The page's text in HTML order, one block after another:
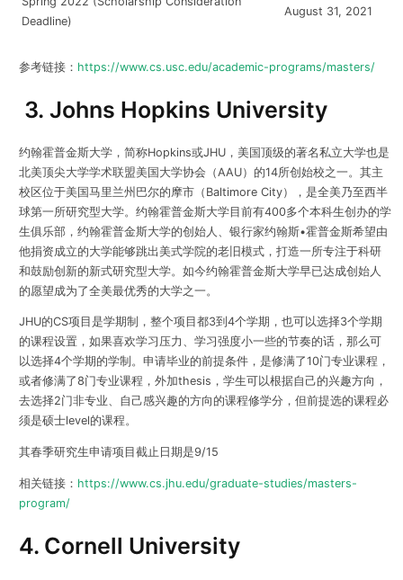
Deadline)
August 31, 2021
参考链接： https://www.cs.usc.edu/academic-programs/masters/
3. Johns Hopkins University
约翰霍普金斯大学，简称Hopkins或JHU，美国顶级的著名私立大学也是
北美顶尖大学学术联盟美国大学协会（AAU）的14所创始校之一。其主
校区位于美国马里兰州巴尔的摩市（Baltimore City），是全美乃至西半
球第一所研究型大学。约翰霍普金斯大学目前有400多个本科生创办的学
生俱乐部，约翰霍普金斯大学的创始人、银行家约翰斯•霍普金斯希望由
他捐资成立的大学能够跳出美式学院的老旧模式，打造一所专注于科研
和鼓励创新的新式研究型大学。如今约翰霍普金斯大学早已达成创始人
的愿望成为了全美最优秀的大学之一。
JHU的CS项目是学期制，整个项目都3到4个学期，也可以选择3个学期
的课程设置，如果喜欢学习压力、学习强度小一些的节奏的话，那么可
以选择4个学期的学制。申请毕业的前提条件，是修满了10门专业课程，
或者修满了8门专业课程，外加thesis，学生可以根据自己的兴趣方向，
去选择2门非专业、自己感兴趣的方向的课程修学分，但前提选的课程必
须是硕士level的课程。
其春季研究生申请项目截止日期是9/15
相关链接： https://www.cs.jhu.edu/graduate-studies/masters-
program/
4. Cornell University